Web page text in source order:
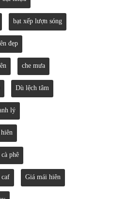
bạt xếp lượn sóng
đẹp
che mưa
Dù lệch tâm
lý
phê
caf Giá mái hiên